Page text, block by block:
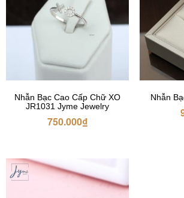
Nhẫn Bạc Cao Cấp Chữ XO
JR1031 Jyme Jewelry
750.000₫
Nhẫn